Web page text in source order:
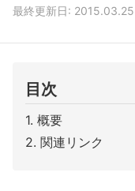
最終更新日: 2015.03.25
目次
概要
関連リンク